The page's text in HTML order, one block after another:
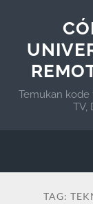
Temukan
TV,
TAG: